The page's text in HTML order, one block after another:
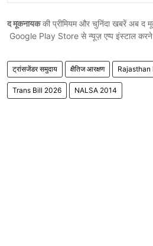
द मूकनायककी प्रीमियम और चुनिंदा खबरें अब द
Google Play Store से न्यूज़ एप्प इंस्टाल
ट्रांसजेंडर समुदाय क्षैतिज आरक्षण Rajasthan
Trans Bill 2026 NALSA 2014